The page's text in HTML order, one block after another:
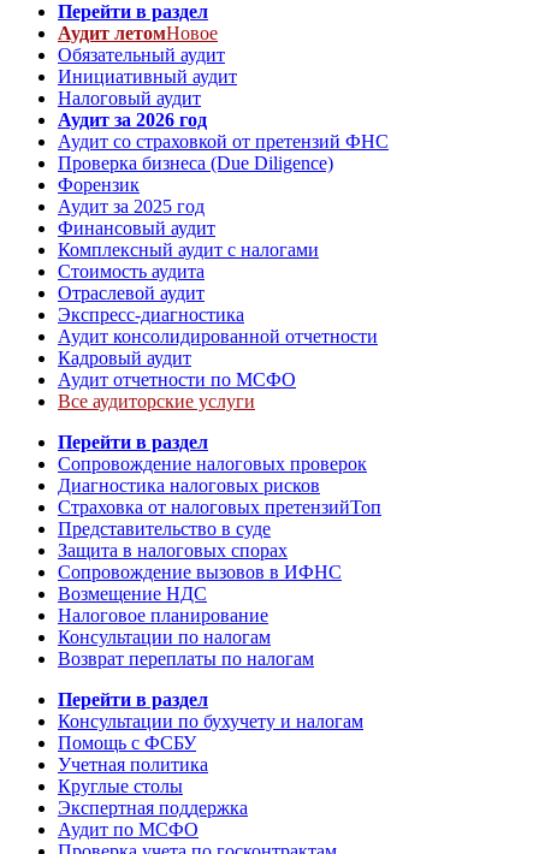
Перейти в раздел
Аудит летомНовое
Обязательный аудит
Инициативный аудит
Налоговый аудит
Аудит за 2026 год
Аудит со страховкой от претензий ФНС
Проверка бизнеса (Due Diligence)
Форензик
Аудит за 2025 год
Финансовый аудит
Комплексный аудит с налогами
Стоимость аудита
Отраслевой аудит
Экспресс-диагностика
Аудит консолидированной отчетности
Кадровый аудит
Аудит отчетности по МСФО
Все аудиторские услуги
Перейти в раздел
Сопровождение налоговых проверок
Диагностика налоговых рисков
Страховка от налоговых претензийТоп
Представительство в суде
Защита в налоговых спорах
Сопровождение вызовов в ИФНС
Возмещение НДС
Налоговое планирование
Консультации по налогам
Возврат переплаты по налогам
Перейти в раздел
Консультации по бухучету и налогам
Помощь с ФСБУ
Учетная политика
Круглые столы
Экспертная поддержка
Аудит по МСФО